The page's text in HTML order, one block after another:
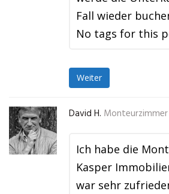
Fall wieder
No tags for this
Weiter
David H.
Ich habe die
Kasper
war sehr